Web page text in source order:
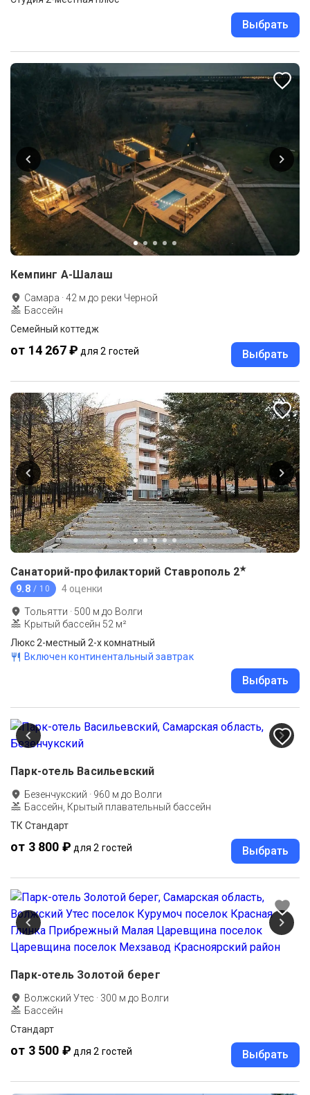
Выбрать
Кемпинг А-Шалаш
Самара ·42 м до реки Черной
Бассейн
Семейный коттедж
от 14 267 ₽ для 2 гостей Выбрать
Санаторий-профилакторий Ставрополь 2★
9.8 / 10 4 оценки
Тольятти · 500 м до Волги
Крытый бассейн 52 м²
Люкс 2-местный 2-х комнатный
Включен континентальный завтрак
Выбрать
Парк-отель Васильевский
Безенчукский · 960 м до Волги
Бассейн, Крытый плавательный бассейн
ТК Стандарт
от 3 800 ₽ для 2 гостей Выбрать
Парк-отель Золотой берег
Волжский Утес · 300 м до Волги
Бассейн
Стандарт
от 3 500 ₽ для 2 гостей Выбрать